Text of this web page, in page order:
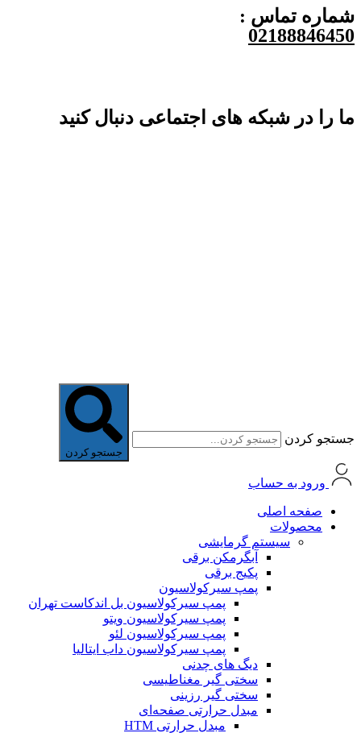
شماره تماس :
02188846450
ما را در شبکه های اجتماعی دنبال کنید
جستجو کردن
جستجو کردن
ورود به حساب
صفحه اصلی
محصولات
سیستم گرمایشی
آبگرمکن برقی
پکیج برقی
پمپ سیرکولاسیون
پمپ سیرکولاسیون بل اندکاست تهران
پمپ سیرکولاسیون ویتو
پمپ سیرکولاسیون لئو
پمپ سیرکولاسیون داب ایتالیا
دیگ های چدنی
سختی گیر مغناطیسی
سختی گیر رزینی
مبدل حرارتی صفحه‌ای
مبدل حرارتی HTM‎